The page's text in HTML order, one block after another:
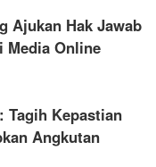
Ajukan Hak Jawab
Media Online
Tagih Kepastian
Angkutan